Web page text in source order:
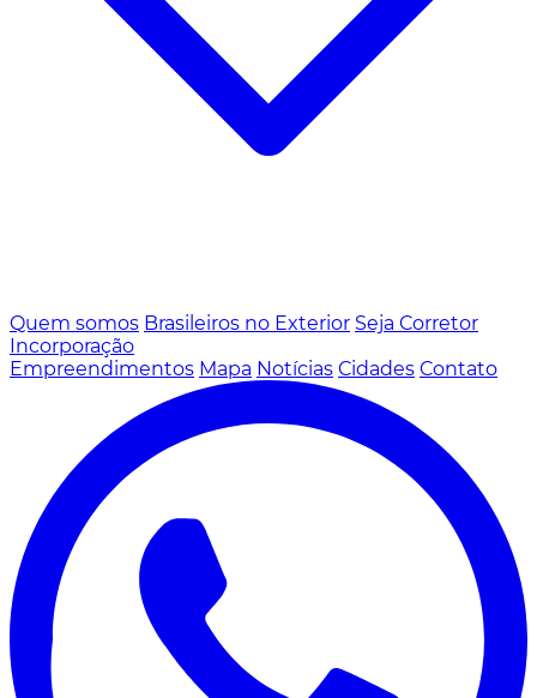
Quem somos Brasileiros no Exterior Seja Corretor
Incorporação
Empreendimentos Mapa Notícias Cidades Contato